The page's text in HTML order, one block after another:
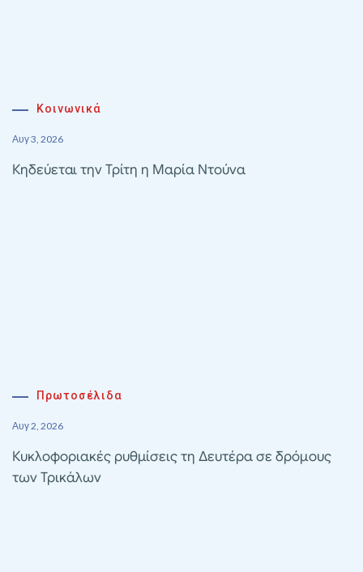
Κοινωνικά
Αυγ 3, 2026
Κηδεύεται την Τρίτη η Μαρία Ντούνα
Πρωτοσέλιδα
Αυγ 2, 2026
Κυκλοφοριακές ρυθμίσεις τη Δευτέρα σε δρόμους
των Τρικάλων